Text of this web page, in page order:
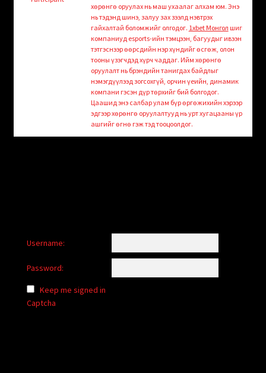
child
Login/Create Account
хөрөнгө оруулах нь маш ухаалаг алхам юм. Энэ
нь тэдэнд шинэ, залуу зах зээлд нэвтрэх
гайхалтай боломжийг олгодог. 1xbet Монгол шиг
компаниуд esports-ийн тэмцээн, багуудыг ивээн
тэтгэснээр өөрсдийн нэр хүндийг өсгөж, олон
тооны үзэгчдэд хүрч чаддаг. Ийм хөрөнгө
оруулалт нь брэндийн танигдах байдлыг
нэмэгдүүлээд зогсохгүй, орчин үеийн, динамик
компани гэсэн дүр төрхийг бий болгодог.
Цаашид энэ салбар улам бүр өргөжихийн хэрээр
эдгээр хөрөнгө оруулалтууд нь урт хугацааны үр
ашгийг өгнө гэж тэд тооцоолдог.
Username:
Password:
Keep me signed in
Captcha